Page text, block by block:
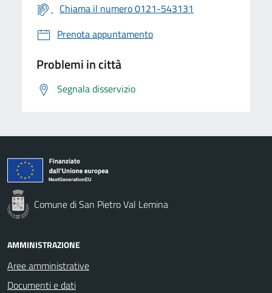
Chiama il numero 0121-543131
Prenota appuntamento
Problemi in città
Segnala disservizio
Comune di San Pietro Val Lemina
AMMINISTRAZIONE
Aree amministrative
Documenti e dati